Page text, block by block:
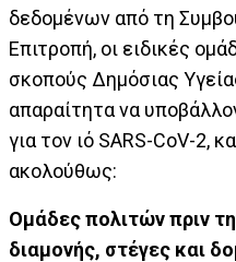
δεδομένων από τη
Επιτροπή, οι ειδικές
σκοπούς Δημόσιας
απαραίτητα να
για τον ιό SARS-CoV-2,
ακολούθως:
Ομάδες πολιτών πριν
διαμονής, στέγες και